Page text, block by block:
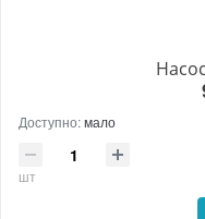
Доступно:мало
шт